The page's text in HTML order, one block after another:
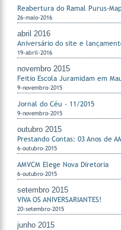
Reabertura do Ramal Purus-
26-maio-2016
abril 2016
Aniversário do site e
19-abril-2016
novembro 2015
Feitio Escola Juramidam em
9-novembro-2015
Jornal do Céu - 11/2015
9-novembro-2015
outubro 2015
Prestando Contas: 03 Anos de
6-outubro-2015
AMVCM Elege Nova Diretoria
6-outubro-2015
setembro 2015
VIVA OS ANIVERSARIANTES!
20-setembro-2015
junho 2015